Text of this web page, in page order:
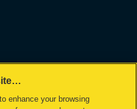
enhance your browsing